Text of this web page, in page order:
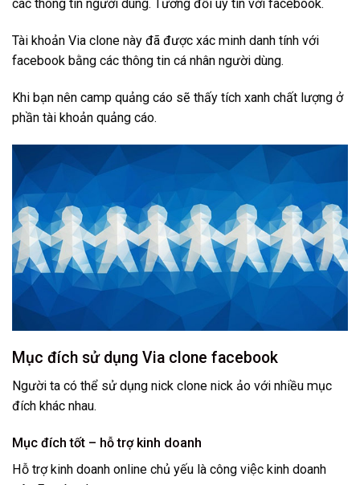
các thông tin người dùng. Tương đối uy tín với facebook.
Tài khoản Via clone này đã được xác minh danh tính với
facebook bằng các thông tin cá nhân người dùng.
Khi bạn nên camp quảng cáo sẽ thấy tích xanh chất lượng ở
phần tài khoản quảng cáo.
Mục đích sử dụng Via clone facebook
Người ta có thể sử dụng nick clone nick ảo với nhiều mục
đích khác nhau.
Mục đích tốt – hỗ trợ kinh doanh
Hỗ trợ kinh doanh online chủ yếu là công việc kinh doanh